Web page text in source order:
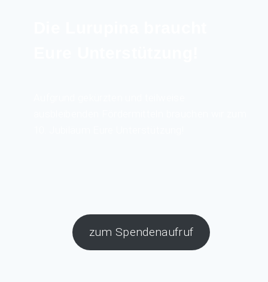
zum Spendenaufruf